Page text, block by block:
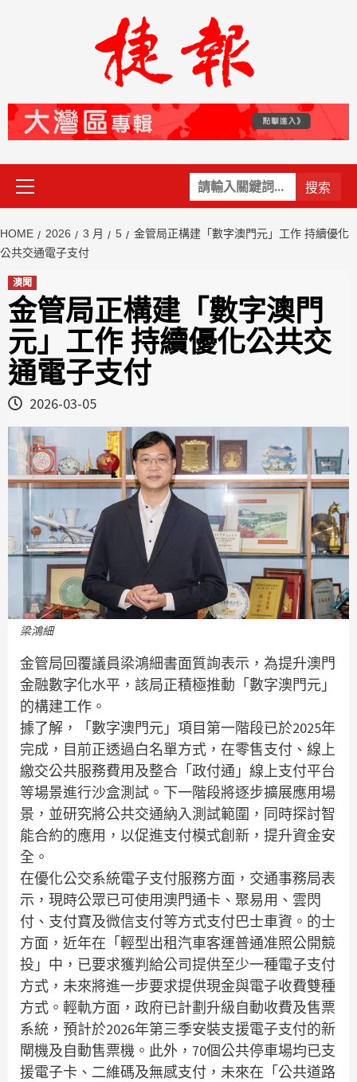
關
鍵
Primary
Menu
HOME 2026 3 月 5
金管局正構建「數字澳門元」工作 持續優化
公共交通電子支付
澳聞
金管局正構建「數字澳門
元」工作 持續優化公共交
通電子支付
2026-03-05
梁鴻細
金管局回覆議員梁鴻細書面質詢表示，為提升澳門
金融數字化水平，該局正積極推動「數字澳門元」
的構建工作。
據了解，「數字澳門元」項目第一階段已於2025年
完成，目前正透過白名單方式，在零售支付、線上
繳交公共服務費用及整合「政付通」線上支付平台
等場景進行沙盒測試。下一階段將逐步擴展應用場
景，並研究將公共交通納入測試範圍，同時探討智
能合約的應用，以促進支付模式創新，提升資金安
全。
在優化公交系統電子支付服務方面，交通事務局表
示，現時公眾已可使用澳門通卡、聚易用、雲閃
付、支付寶及微信支付等方式支付巴士車資。的士
方面，近年在「輕型出租汽車客運普通准照公開競
投」中，已要求獲判給公司提供至少一種電子支付
方式，未來將進一步要求提供現金與電子收費雙種
方式。輕軌方面，政府已計劃升級自動收費及售票
系統，預計於2026年第三季安裝支援電子支付的新
閘機及自動售票機。此外，70個公共停車場均已支
援電子卡、二維碼及無感支付，未來在「公共道路